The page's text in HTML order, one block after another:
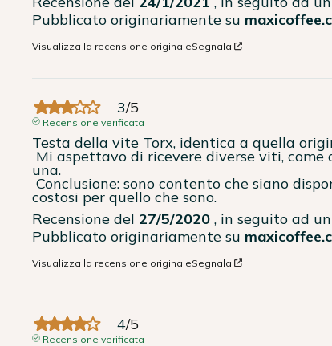
Pubblicato originariamente su
Visualizza la recensione originaleSegnala
3/5
Recensione verificata
Testa della vite Torx, identica a quella
una.
Conclusione: sono contento che siano disponibili tali pezzi di ricambio, ma li trovo
costosi per quello che sono.
Recensione del 27/5/2020 , in seguito ad
Pubblicato originariamente su
Visualizza la recensione originaleSegnala
4/5
Recensione verificata